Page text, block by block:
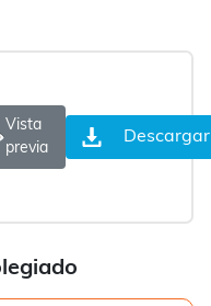
Vista
previa
Descargar